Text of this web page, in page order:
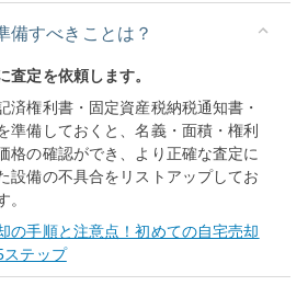
備すべきことは？
査定を依頼します。
済権利書・固定資産税納税通知書・
準備しておくと、名義・面積・権利
格の確認ができ、より正確な査定に
設備の不具合をリストアップしてお
。
の手順と注意点！初めての自宅売却
ステップ